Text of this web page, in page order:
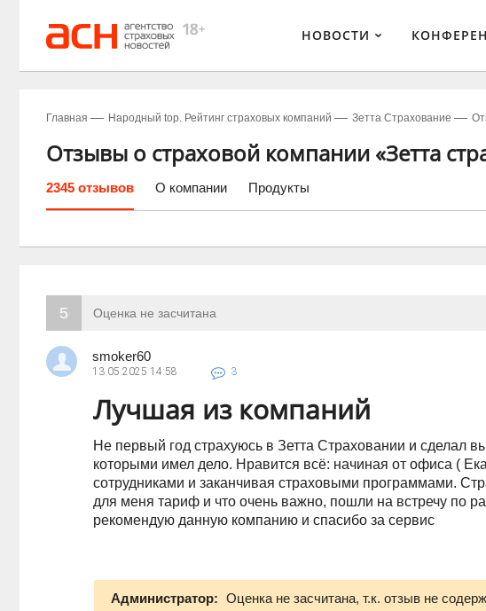
НОВОСТИ
Главная Народный top. Рейтинг страховых компаний Зетта Страхование
Отзывы о страховой компании «Зетта
2345 отзывов О компании Продукты
5 Оценка не засчитана
smoker60
13.05.2025 14:58 3
Лучшая из компаний
Не первый год страхуюсь в Зетта Страховании и сделал
которыми имел дело. Нравится всё: начиная от офиса (
сотрудниками и заканчивая страховыми программами.
для меня тариф и что очень важно, пошли на встречу по
рекомендую данную компанию и спасибо за сервис
Администратор: Оценка не засчитана, т.к. отзыв не